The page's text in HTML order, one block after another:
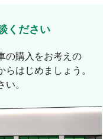
ください
の購入をお考えの
らはじめましょう。
。